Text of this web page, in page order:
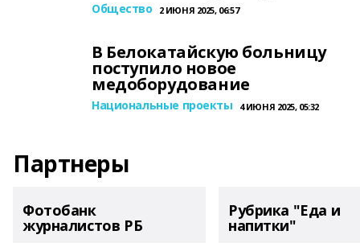
Общество 2 ИЮНЯ 2025, 06:57
В Белокатайскую больницу
поступило новое
медоборудование
Национальные проекты 4 ИЮНЯ 2025, 05:32
Партнеры
Фотобанк
журналистов РБ
Рубрика "Еда и
напитки"